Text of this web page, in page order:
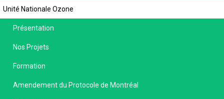
Unité Nationale Ozone
Présentation
Nos Projets
Formation
Amendement du Protocole de Montréal